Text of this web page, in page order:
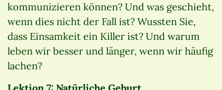
kommunizieren können? Und was geschieht,
wenn dies nicht der Fall ist? Wussten Sie,
dass Einsamkeit ein Killer ist? Und warum
leben wir besser und länger, wenn wir häufig
lachen?